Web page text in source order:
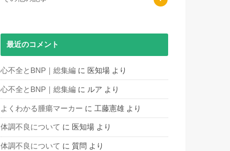
最近のコメント
心不全とBNP｜総集編 に 医知場 より
心不全とBNP｜総集編 に ルア より
よくわかる腫瘍マーカー に 工藤憲雄 より
体調不良について に 医知場 より
体調不良について に 質問 より